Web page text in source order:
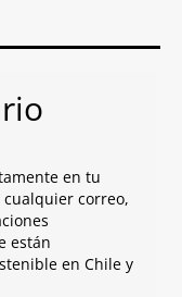
en tu
correo,
están
en Chile y